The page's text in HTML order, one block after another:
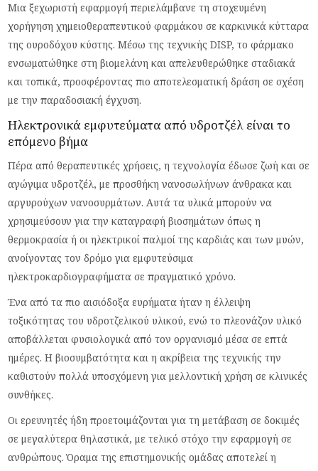
Μια ξεχωριστή εφαρμογή περιελάμβανε τη στοχευμένη
χορήγηση χημειοθεραπευτικού φαρμάκου σε καρκινικά κύτταρα
της ουροδόχου κύστης. Μέσω της τεχνικής DISP, το φάρμακο
ενσωματώθηκε στη βιομελάνη και απελευθερώθηκε σταδιακά
και τοπικά, προσφέροντας πιο αποτελεσματική δράση σε σχέση
με την παραδοσιακή έγχυση.
Ηλεκτρονικά εμφυτεύματα από υδροτζέλ είναι το
επόμενο βήμα
Πέρα από θεραπευτικές χρήσεις, η τεχνολογία έδωσε ζωή και σε
αγώγιμα υδροτζέλ, με προσθήκη νανοσωλήνων άνθρακα και
αργυρούχων νανοσυρμάτων. Αυτά τα υλικά μπορούν να
χρησιμεύσουν για την καταγραφή βιοσημάτων όπως η
θερμοκρασία ή οι ηλεκτρικοί παλμοί της καρδιάς και των μυών,
ανοίγοντας τον δρόμο για εμφυτεύσιμα
ηλεκτροκαρδιογραφήματα σε πραγματικό χρόνο.
Ένα από τα πιο αισιόδοξα ευρήματα ήταν η έλλειψη
τοξικότητας του υδροτζελικού υλικού, ενώ το πλεονάζον υλικό
αποβάλλεται φυσιολογικά από τον οργανισμό μέσα σε επτά
ημέρες. Η βιοσυμβατότητα και η ακρίβεια της τεχνικής την
καθιστούν πολλά υποσχόμενη για μελλοντική χρήση σε κλινικές
συνθήκες.
Οι ερευνητές ήδη προετοιμάζονται για τη μετάβαση σε δοκιμές
σε μεγαλύτερα θηλαστικά, με τελικό στόχο την εφαρμογή σε
ανθρώπους. Όραμα της επιστημονικής ομάδας αποτελεί η